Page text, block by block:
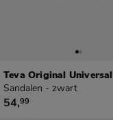
Teva Original Universal
Sandalen - zwart
€ 54,99
54,99